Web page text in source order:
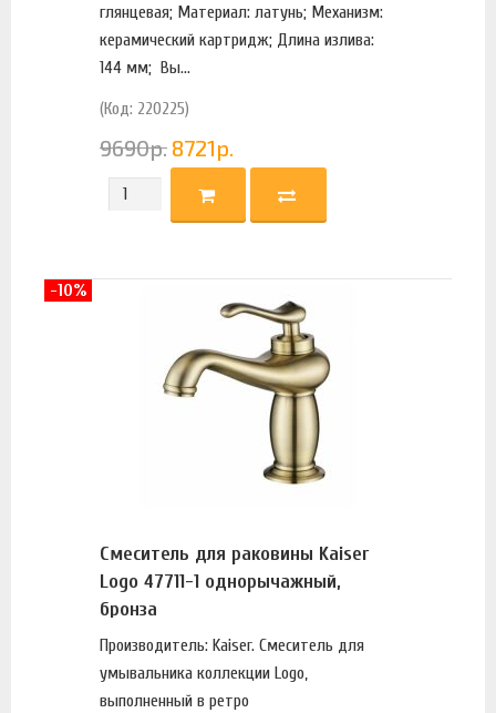
глянцевая; Материал: латунь; Механизм:
керамический картридж; Длина излива:
144 мм; Вы...
(Код: 220225)
9690р. 8721р.
Смеситель для раковины Kaiser
Logo 47711-1 однорычажный,
бронза
Производитель: Kaiser. Смеситель для
умывальника коллекции Logo,
выполненный в ретро
-10%